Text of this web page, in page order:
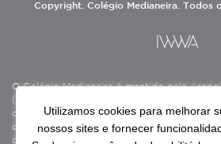
Copyright. Colégio Medianeira. Todos
O Colégio Medianeira é mantido pela
(ASAV), instituição de direito privado sem
de natureza educativa, cultural, assistencial
como Entidade Beneficente de Assistência
de educação e assistência social.
Utilizamos cookies para melhorar
nossos sites e fornecer